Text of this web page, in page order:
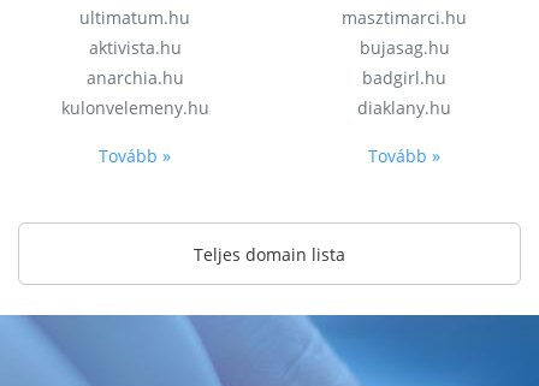
ultimatum.hu
aktivista.hu
anarchia.hu
kulonvelemeny.hu
Tovább »
masztimarci.hu
bujasag.hu
badgirl.hu
diaklany.hu
Tovább »
Teljes domain lista